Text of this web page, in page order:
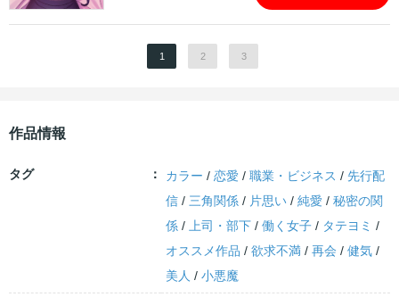
1 2 3
作品情報
タグ カラー /恋愛 /職業・ビジネス /先行配
信 / 三角関係 / 片思い /純愛 /秘密の関
係 / 上司・部下 /働く女子 / タテヨミ /
オススメ作品 /欲求不満 /再会 /健気 /
美人 /小悪魔